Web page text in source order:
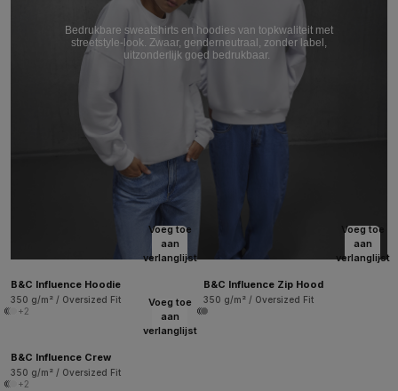
Bedrukbare sweatshirts en hoodies van topkwaliteit met
streetstyle-look. Zwaar, genderneutraal, zonder label,
uitzonderlijk goed bedrukbaar.
Voeg toe
aan
verlanglijst
B&C Influence Hoodie
350 g/m² / Oversized Fit
+2
Voeg toe
aan
verlanglijst
B&C Influence Zip Hood
350 g/m² / Oversized Fit
Voeg toe
aan
verlanglijst
B&C Influence Crew
350 g/m² / Oversized Fit
+2